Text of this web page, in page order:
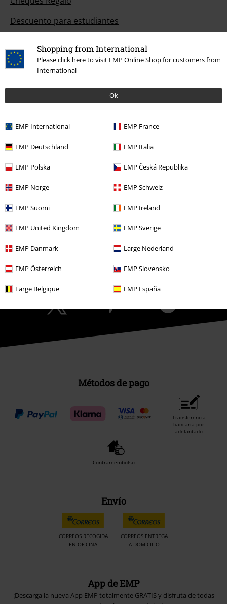
Shopping from International
Please click here to visit EMP Online Shop for customers from
International
Ok
EMP International EMP France
EMP Deutschland EMP Italia
EMP Polska EMP Česká Republika
EMP Norge EMP Schweiz
EMP Suomi EMP Ireland
EMP United Kingdom EMP Sverige
EMP Danmark Large Nederland
EMP Österreich EMP Slovensko
Large Belgique EMP España
Descuento para estudiantes
Sobre EMP
EMP Eventos
Programa de Afiliados
Sostenibilidad
Comunidad
Métodos de pago
Transferencia
bancaria por
adelantado
Contrareembolso
Envío
CORREOS RECOGIDA
EN OFICINA
CORREOS ENTREGA
A DOMICILIO
App de EMP
¡Descarga la nueva App EMP totalmente GRATIS y disfruta de todas